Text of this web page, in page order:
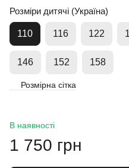
Розміри дитячі (Україна)
110 116 122
146 152 158
Розмірна сітка
В наявності
1 750 грн